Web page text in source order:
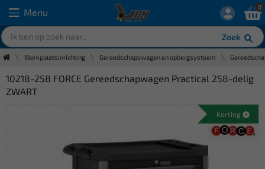
Menu
Zoek
0
Werkplaatsinrichting Gereedschapswagen en opbergsysteem
10218-258 FORCE Gereedschapwagen Practical 258-delig
ZWART
Korting